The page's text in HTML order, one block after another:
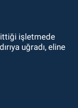
işletmede
uğradı, eline